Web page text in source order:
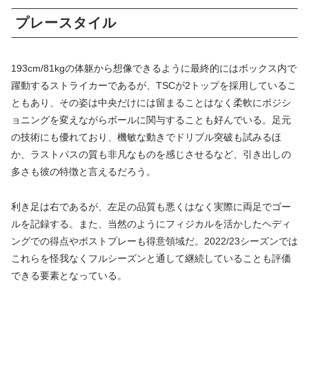
プレースタイル
193cm/81kgの体躯から想像できるように最終的にはボックス内で
躍動するストライカーであるが、TSCが2トップを採用しているこ
ともあり、その姿は中央だけには留まることはなく柔軟にポジシ
ョニングを変えながらボールに関与することも好んでいる。足元
の技術にも優れており、機敏な動きでドリブル突破も試みるほ
か、ラストパスの質も非凡なものを感じさせるなど、引き出しの
多さも彼の特徴と言えるだろう。
利き足は右であるが、左足の品質も悪くはなく実際に両足でゴー
ルを記録する。また、当然のようにフィジカルを活かしたヘディ
ングでの得点やポストプレーも得意領域だ。2022/23シーズンでは
これらを怪我なくフルシーズンと通して継続していることも評価
できる要素となっている。